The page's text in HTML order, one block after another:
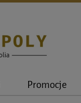
Promocje